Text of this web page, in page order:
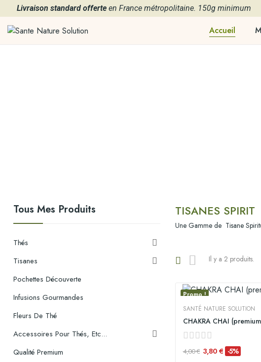
Livraison standard offerteen France métropolitaine. 150g minimum
Accueil
Tous Mes Produits
Thés 
Tisanes 
Pochettes Découverte
Infusions Gourmandes
Fleurs De Thé
Accessoires Pour Thés, Etc...

Qualité Premium
TISANES SPIRIT
Une Gamme de Tisane
Il y a 2 produits.
Promo !
SANTÉ NATURE SOLUTION
CHAKRA CHAI
4,00 € 3,80 € -5%